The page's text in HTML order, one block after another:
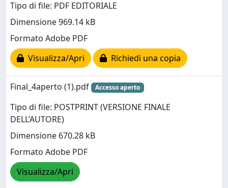
Tipo di file: PDF EDITORIALE
Dimensione 969.14 kB
Formato Adobe PDF
Visualizza/Apri
Richiedi una copia
Final_4aperto (1).pdf Accesso aperto
Tipo di file: POSTPRINT (VERSIONE FINALE
DELL’AUTORE)
Dimensione 670.28 kB
Formato Adobe PDF
Visualizza/Apri